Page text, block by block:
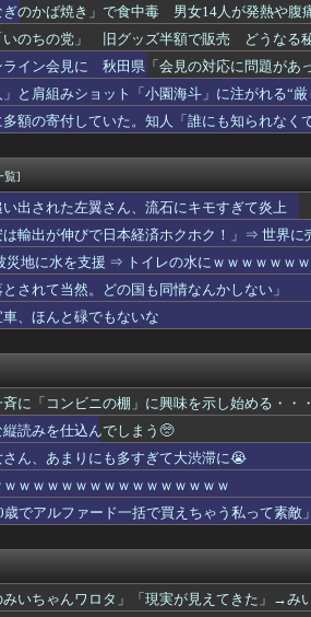
摂れない栄養素がある
スーパーにも導入へ
て今回は微妙スキルだったりするか？
人増えてるけど、終わったらみんな何してる...
ういうもんだよなと話題に
らどんな人が助けてくれたか、をアイドルの...
なってるって...
りんちゃん💚💚💚【声優】
が指摘してくる。そんな兄嫁を結婚式に呼...
；ω；`) タイガージェットシンが実は...
クションの3箱開封結果画像
銭湯「極楽湯」とコラボ！
く体現する女
こねーかな」
ンク色ブラ見え過ぎ最高！
る…
岡本和真OPS.74...
で高須幹弥にキレる
って行った方がいいよね」旦那「余計な出費...
の挑戦権を手にしました！」俺「ほう君が萩...
発にブチギレ限界のママ「知るかあぁ！」
ーレイの戦闘シーンが動画に
きさん「結婚してください！」←どうする？
ーパーで買うじゃん
大盛況ｗｗｗｗｗｗ
もお菓子も妹に作らせていたと判明し、俺は...
ルチいいよね / 実装から少し経った最...
ぎのかば焼き」で食中毒 男女14人が発熱や
いのちの党」 旧グッズ半額で販売 どうなる
イン会見に 秋田県「会見の対応に問題があっ
」と肩組みショット「小園海斗」に注がれる
額の寄付していた。知人「誰にも知られなく
覧]
い出された左翼さん、流石にキモすぎて炎上
は輸出が伸びで日本経済ホクホク！」⇒ 世界
災地に水を支援 ⇒ トイレの水にｗｗｗｗｗｗｗ
されて当然。どの国も同情なんかしない」
車、ほんと碌でもないな
斉に「コンビニの棚」に興味を示し始める・・・
縦読みを仕込んでしまう🥺
さん、あまりにも多すぎて大渋滞に😭
ｗｗｗｗｗｗｗｗｗｗｗｗｗｗｗｗ
でアルファード一括で買えちゃう私って素敵」
みいちゃんワロタ」「現実が見えてきた」→